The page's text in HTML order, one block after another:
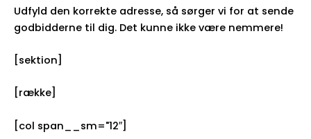
Udfyld den korrekte adresse, så sørger vi for at sende
godbidderne til dig. Det kunne ikke være nemmere!
[sektion]
[række]
[col span__sm="12″]